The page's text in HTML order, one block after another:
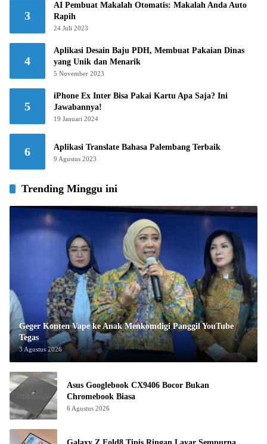
3
AI Pembuat Makalah Otomatis: Makalah Anda Auto
Rapih
24 Juli 2023
4
Aplikasi Desain Baju PDH, Membuat Pakaian Dinas
yang Unik dan Menarik
5 November 2023
5
iPhone Ex Inter Bisa Pakai Kartu Apa Saja? Ini
Jawabannya!
19 Januari 2024
6 Aplikasi Translate Bahasa Palembang Terbaik
9 Agustus 2023
Trending Minggu ini
Geger Konten Vape ke Anak Menkomdigi Panggil YouTube
Tegas
3 Agustus 2026
Asus Googlebook CX9406 Bocor Bukan
Chromebook Biasa
6 Agustus 2026